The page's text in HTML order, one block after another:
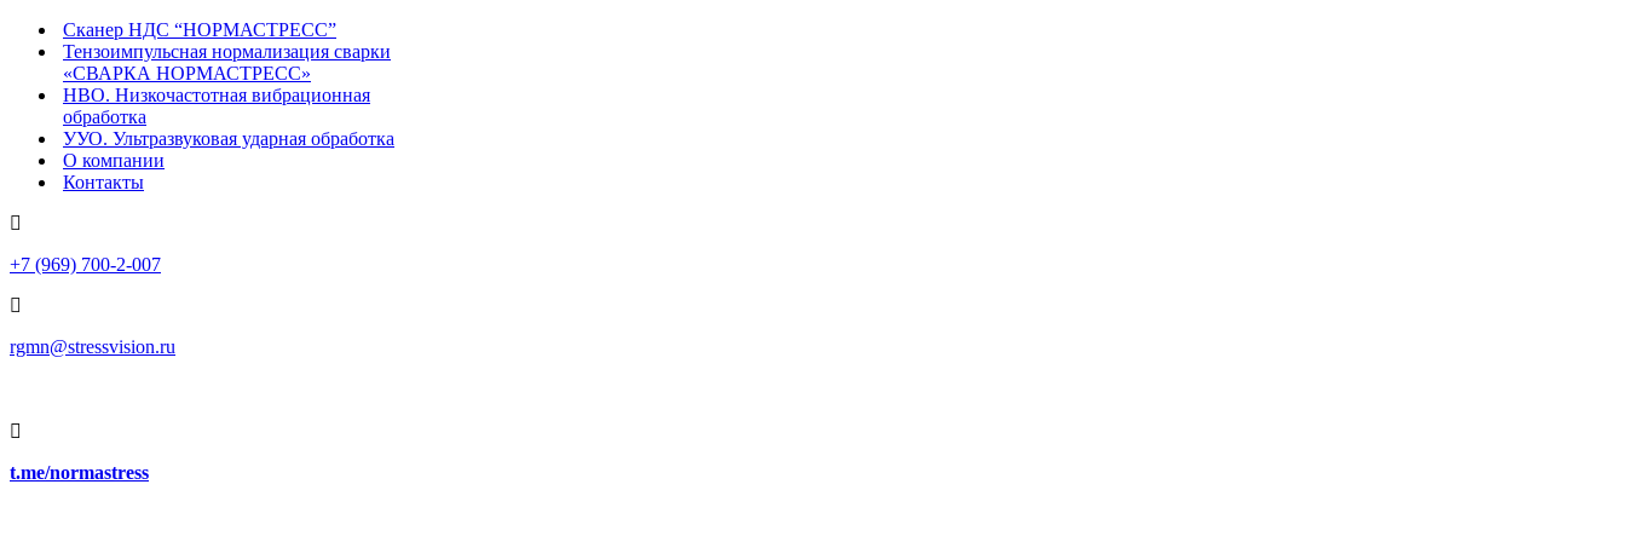
навигацииСканер НДС “НОРМАСТРЕСС”
Тензоимпульсная нормализация сварки
«СВАРКА НОРМАСТРЕСС»
НВО. Низкочастотная вибрационная
обработка
УУО. Ультразвуковая ударная обработка
О компании
Контакты
+7 (969) 700-2-007
rgmn@stressvision.ru
t.me/normastress